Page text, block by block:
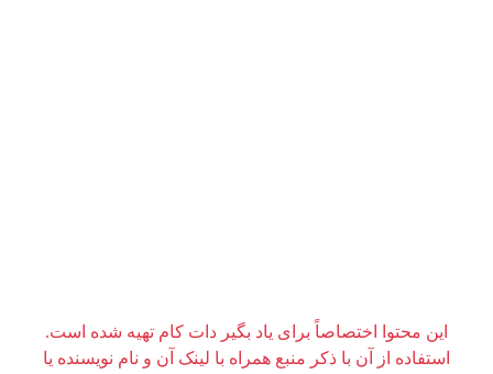
این محتوا اختصاصاً برای یاد بگیر دات کام تهیه شده است.
استفاده از آن با ذکر منبع همراه با لینک آن و نام نویسنده یا